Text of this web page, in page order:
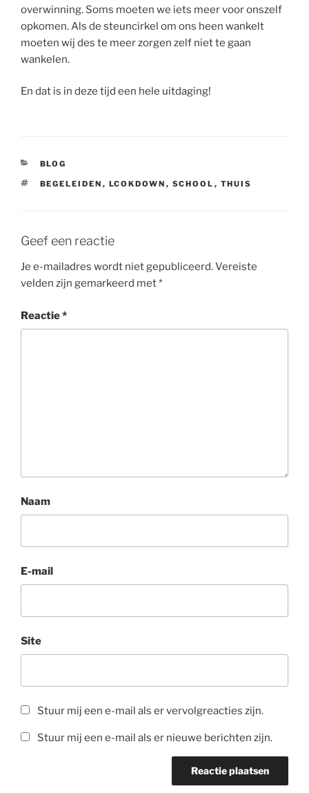
overwinning. Soms moeten we iets meer voor onszelf
opkomen. Als de steuncirkel om ons heen wankelt
moeten wij des te meer zorgen zelf niet te gaan
wankelen.
En dat is in deze tijd een hele uitdaging!
CATEGORIEËN
BLOG
TAGS
BEGELEIDEN , LCOKDOWN , SCHOOL , THUIS
Geef een reactie
Je e-mailadres wordt niet gepubliceerd.Vereiste
velden zijn gemarkeerd met*
Reactie*
Naam
E-mail
Site
Stuur mij een e-mail als er vervolgreacties zijn.
Stuur mij een e-mail als er nieuwe berichten zijn.